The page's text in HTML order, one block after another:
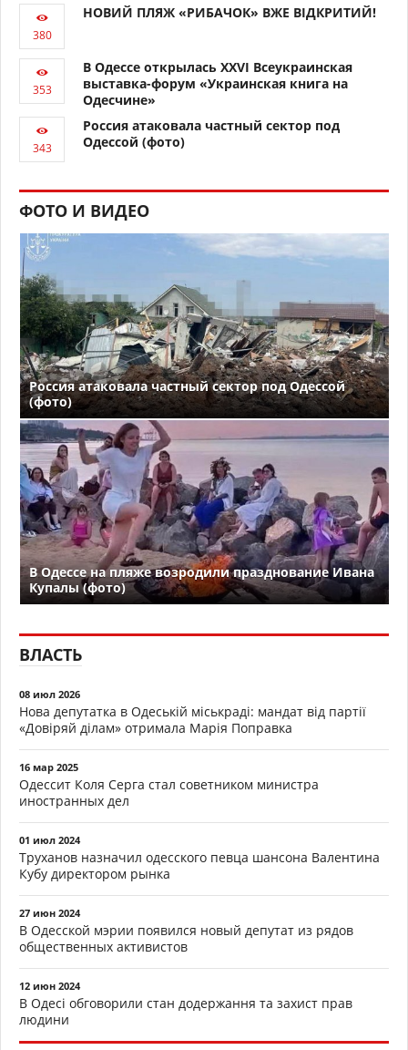
НОВИЙ ПЛЯЖ «РИБАЧОК» ВЖЕ ВІДКРИТИЙ!
В Одессе открылась XXVI Всеукраинская
выставка-форум «Украинская книга на
Одесчине»
Россия атаковала частный сектор под
Одессой (фото)
ФОТО И ВИДЕО
Россия атаковала частный сектор под Одессой
(фото)
В Одессе на пляже возродили празднование Ивана
Купалы (фото)
ВЛАСТЬ
08 июл 2026
Нова депутатка в Одеській міськраді: мандат від партії
«Довіряй ділам» отримала Марія Поправка
16 мар 2025
Одессит Коля Серга стал советником министра
иностранных дел
01 июл 2024
Труханов назначил одесского певца шансона Валентина
Кубу директором рынка
27 июн 2024
В Одесской мэрии появился новый депутат из рядов
общественных активистов
12 июн 2024
В Одесі обговорили стан додержання та захист прав
людини